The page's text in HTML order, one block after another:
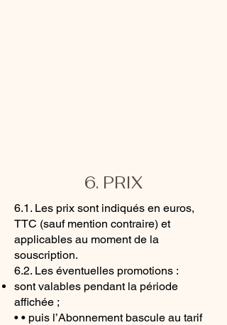
6. PRIX
6.1. Les prix sont indiqués en euros,
TTC (sauf mention contraire) et
applicables au moment de la
souscription.
6.2. Les éventuelles promotions :
sont valables pendant la période
affichée ;
• • puis l’Abonnement bascule au tarif